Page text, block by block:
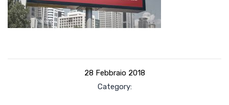
28 Febbraio 2018
Category: